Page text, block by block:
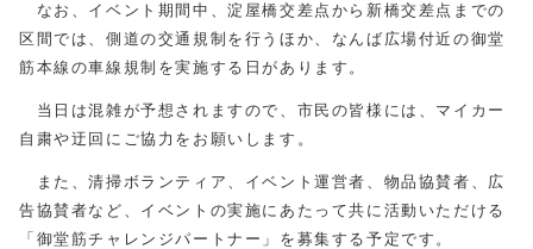
なお、イベント期間中、淀屋橋交差点から新橋交差点までの
区間では、側道の交通規制を行うほか、なんば広場付近の御堂
筋本線の車線規制を実施する日があります。
当日は混雑が予想されますので、市民の皆様には、マイカー
自粛や迂回にご協力をお願いします。
また、清掃ボランティア、イベント運営者、物品協賛者、広
告協賛者など、イベントの実施にあたって共に活動いただける
「御堂筋チャレンジパートナー」を募集する予定です。